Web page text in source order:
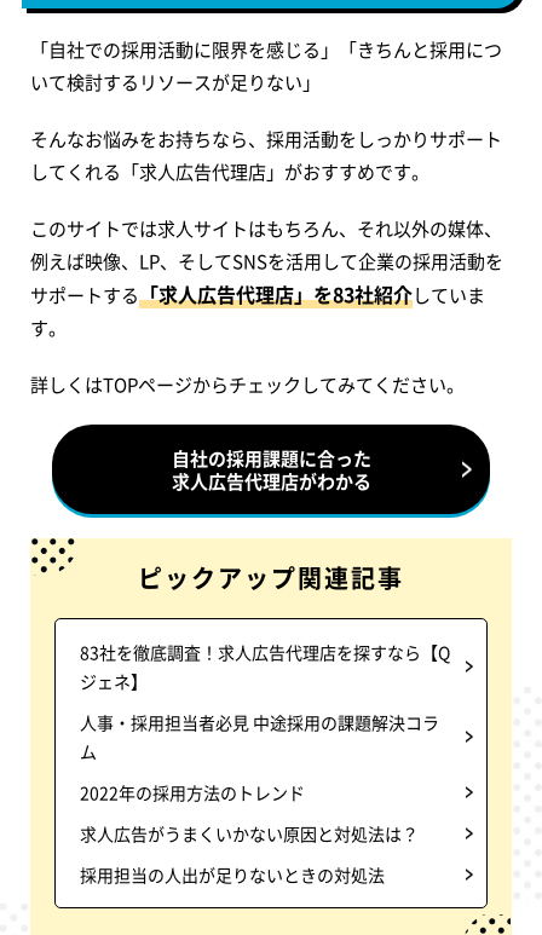
「自社での採用活動に限界を感じる」「きちんと採用につ
いて検討するリソースが足りない」
そんなお悩みをお持ちなら、採用活動をしっかりサポート
してくれる「求人広告代理店」がおすすめです。
このサイトでは求人サイトはもちろん、それ以外の媒体、
例えば映像、LP、そしてSNSを活用して企業の採用活動を
サポートする「求人広告代理店」を83社紹介していま
す。
詳しくはTOPページからチェックしてみてください。
自社の採用課題に合った
求人広告代理店がわかる
ピックアップ関連記事
83社を徹底調査！求人広告代理店を探すなら【Q
ジェネ】
人事・採用担当者必見 中途採用の課題解決コラ
ム
2022年の採用方法のトレンド
求人広告がうまくいかない原因と対処法は？
採用担当の人出が足りないときの対処法